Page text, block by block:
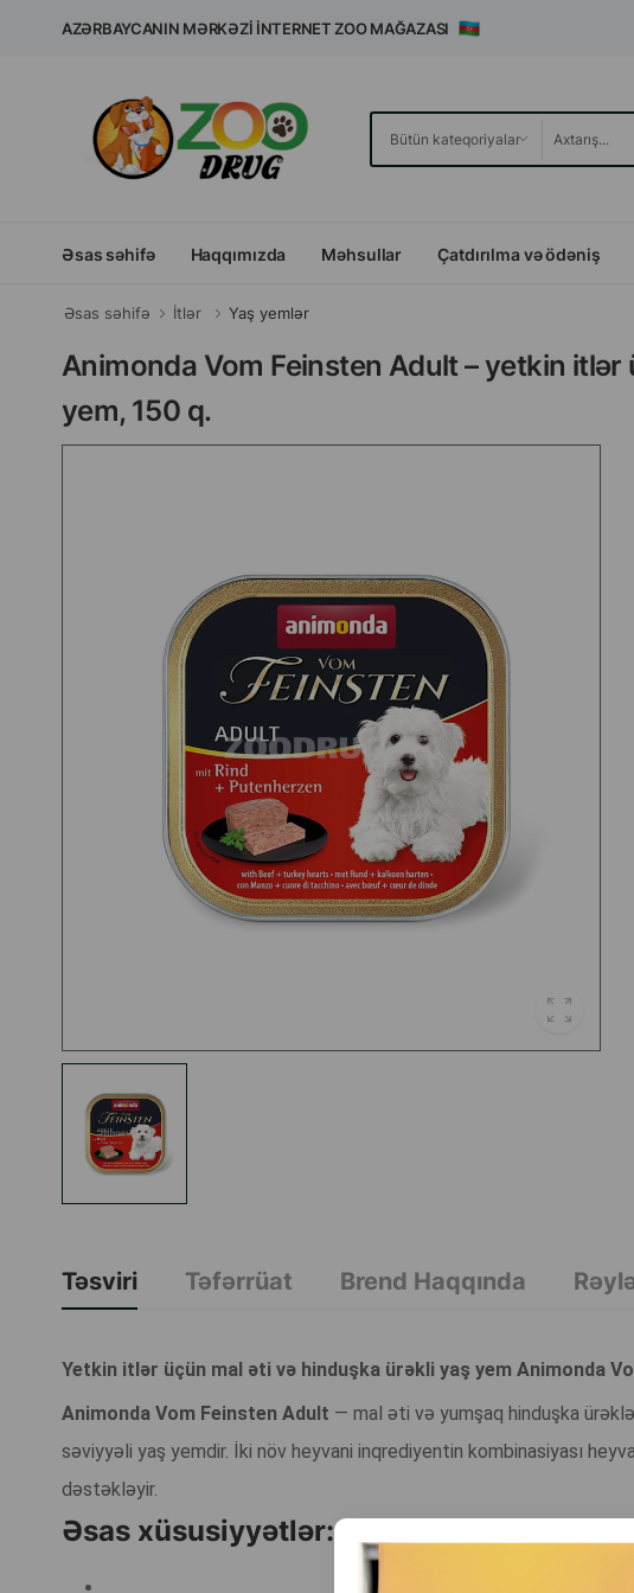
AZƏRBAYCANIN MƏRKƏZI İNTERNET ZOO MAĞAZASI
Əsas səhifə Haqqımızda Məhsullar Çatdırılma və ödəniş
Əsas səhifə İtlər Yaş yemlər
Animonda Vom Feinsten Adult – yetkin
yem, 150 q.
Təsviri Təfərrüat Brend Haqqında
Yetkin itlər üçün mal əti və hinduşka ürəkli yaş yem Animonda
Animonda Vom Feinsten Adult — mal əti və yumşaq hinduşka
səviyyəli yaş yemdir. İki növ heyvani inqrediyentin kombinasiyası
dəstəkləyir.
Əsas xüsusiyyətlər: